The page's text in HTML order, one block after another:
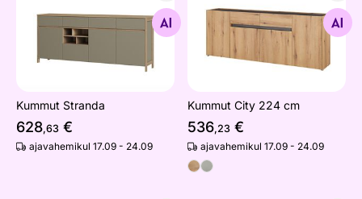
Otsi sarnaseid
Kummut Stranda
628,63 €
ajavahemikul 17.09 - 24.09
Otsi sarnaseid
Kummut City 224 cm
536,23 €
ajavahemikul 17.09 - 24.09